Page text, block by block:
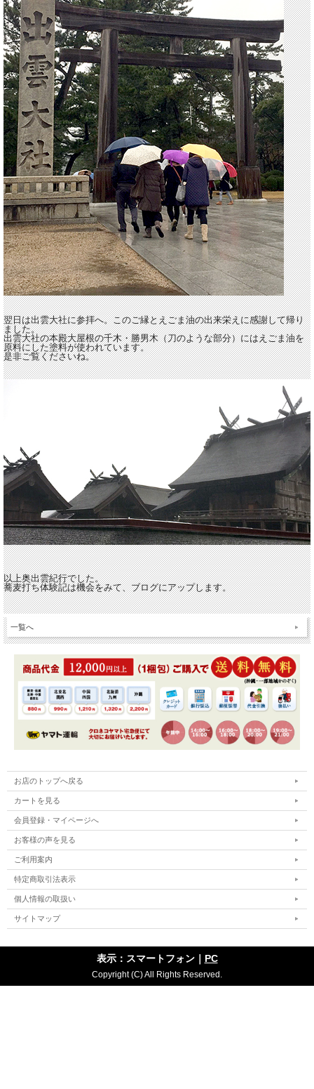
翌日は出雲大社に参拝へ。このご縁とえごま油の出来栄えに感謝して帰り
ました。
出雲大社の本殿大屋根の千木・勝男木（刀のような部分）にはえごま油を
原料にした塗料が使われています。
是非ご覧くださいね。
以上奥出雲紀行でした。
蕎麦打ち体験記は機会をみて、ブログにアップします。
一覧へ
お店のトップへ戻る
カートを見る
会員登録・マイページへ
お客様の声を見る
ご利用案内
特定商取引法表示
個人情報の取扱い
サイトマップ
表示：スマートフォン｜ PC
Copyright (C) All Rights Reserved.